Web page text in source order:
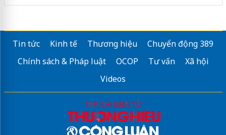
Tin tức Kinh tế Thương hiệu
Chuyển động 389
Chính sách & Pháp luật
OCOP Tư vấn
Xã hội
Videos